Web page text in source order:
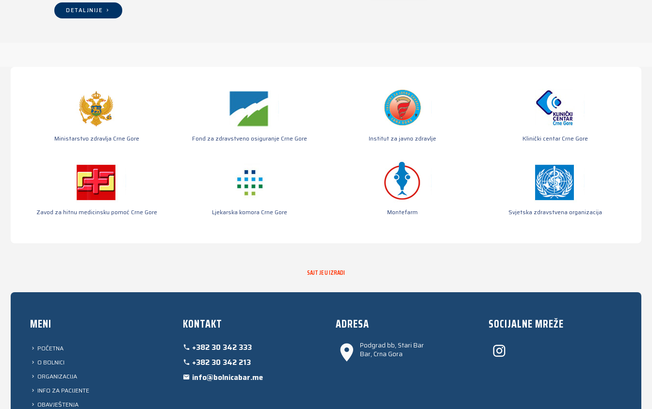
DETALJNIJE
Ministarstvo zdravlja Crne Gore Fond za zdravstveno osiguranje Crne Gore Institut za javno zdravlje Klinički centar Crne Gore
Zavod za hitnu medicinsku pomoć Crne Gore Ljekarska komora Crne Gore Montefarm Svjetska zdravstvena organizacija
SAJT JE U IZRADI
MENI
POČETNA
O BOLNICI
ORGANIZACIJA
INFO ZA PACIJENTE
OBAVJEŠTENJA
KONTAKT
+382 30 342 333
+382 30 342 213
info@bolnicabar.me
ADRESA
Podgrad bb, Stari Bar
Bar, Crna Gora
SOCIJALNE MREŽE